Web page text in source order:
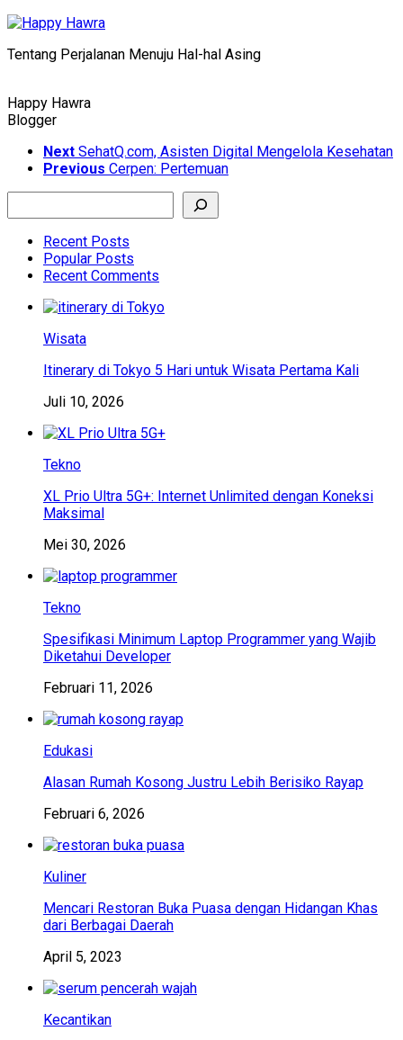
Skip
content
Tentang Perjalanan Menuju Hal-hal Asing
Happy Hawra
Blogger
Next SehatQ.com, Asisten Digital Mengelola Kesehatan
Previous Cerpen: Pertemuan
Recent Posts
Popular Posts
Recent Comments
Wisata
Itinerary di Tokyo 5 Hari untuk Wisata Pertama Kali
Juli 10, 2026
Tekno
XL Prio Ultra 5G+: Internet Unlimited dengan Koneksi
Maksimal
Mei 30, 2026
Tekno
Spesifikasi Minimum Laptop Programmer yang Wajib
Diketahui Developer
Februari 11, 2026
Edukasi
Alasan Rumah Kosong Justru Lebih Berisiko Rayap
Februari 6, 2026
Kuliner
Mencari Restoran Buka Puasa dengan Hidangan Khas
dari Berbagai Daerah
April 5, 2023
Kecantikan